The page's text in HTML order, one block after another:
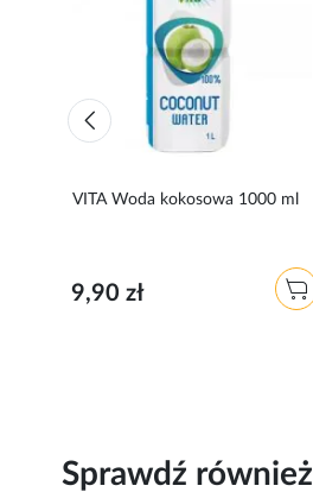
VITA Woda kokosowa 1000 ml
9,90 zł
Sprawdź również